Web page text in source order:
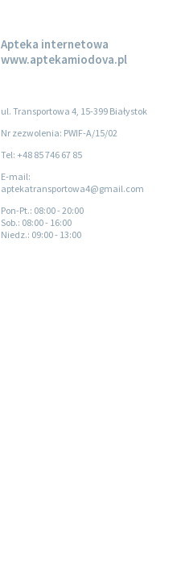
Apteka internetowa
www.aptekamiodova.pl
ul. Transportowa 4, 15-399 Białystok
Nr zezwolenia: PWIF-A/15/02
Tel: +48 85 746 67 85
E-mail:
aptekatransportowa4@gmail.com
Pon-Pt.: 08:00 - 20:00
Sob.: 08:00 - 16:00
Niedz.: 09:00 - 13:00